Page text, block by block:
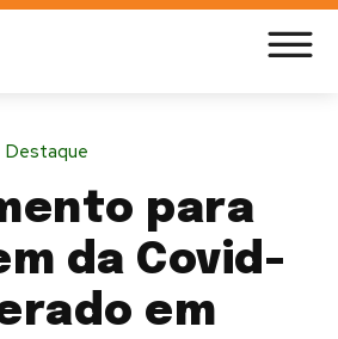
Destaque
para
da Covid-
em